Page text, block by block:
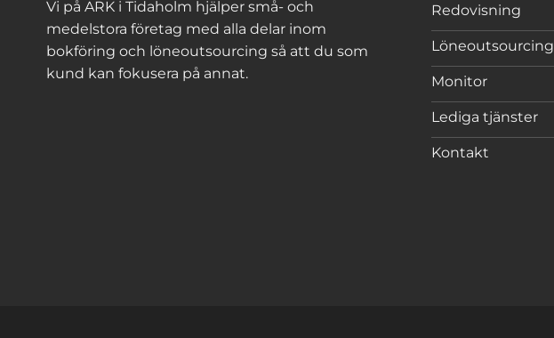
Vi på ARK i Tidaholm hjälper små- och
medelstora företag med alla delar inom
bokföring och löneoutsourcing så att du som
kund kan fokusera på annat.
Redovisning
Löneoutsourcing
Monitor
Lediga tjänster
Kontakt